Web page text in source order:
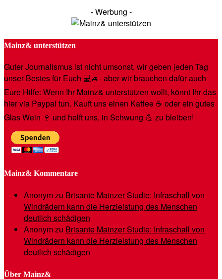
- Werbung -
Mainz& unterstützen
Guter Journalismus ist nicht umsonst, wir geben jeden Tag
unser Bestes für Euch 💻🚙- aber wir brauchen dafür auch
Eure Hilfe: Wenn Ihr Mainz& unterstützen wollt, könnt Ihr das
hier via Paypal tun. Kauft uns einen Kaffee ☕️ oder ein gutes
Glas Wein 🍷 und helft uns, in Schwung 💪 zu bleiben!
Mainz& Kommentare
Anonymzu Brisante Mainzer Studie: Infraschall von
Windrädern kann die Herzleistung des Menschen
deutlich schädigen
Anonymzu Brisante Mainzer Studie: Infraschall von
Windrädern kann die Herzleistung des Menschen
deutlich schädigen
Über Mainz&